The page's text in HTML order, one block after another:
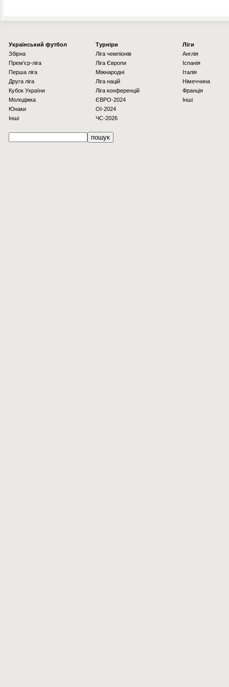
Українcький футбол
Збірна
Прем'єр-ліга
Перша ліга
Друга ліга
Кубок України
Молодіжка
Юнаки
Інші
Турніри
Ліга чемпіонів
Ліга Європи
Міжнародні
Ліга націй
Ліга конференцій
ЄВРО-2024
OI-2024
ЧС-2026
Ліги
Англія
Іспанія
Італія
Німеччина
Франція
Інші